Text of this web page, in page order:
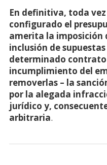
En definitiva, toda
configurado el
amerita la imposición
inclusión de
determinado contrato
incumplimiento del
removerlas – la
por la alegada
jurídico y,
arbitraria.